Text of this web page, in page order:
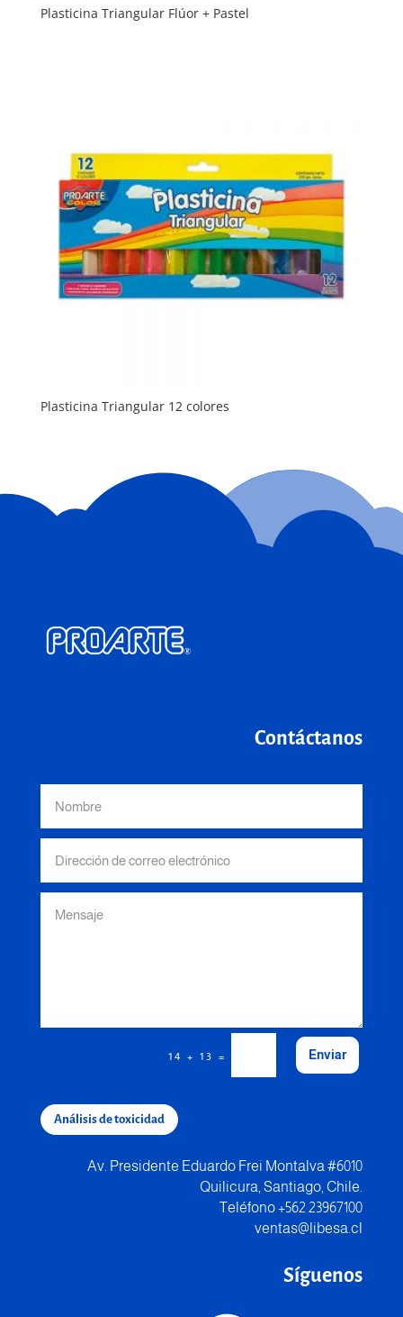
Plasticina Triangular Flúor + Pastel
Plasticina Triangular 12 colores
Contáctanos
14 + 13 = Enviar
Análisis de toxicidad
Av. Presidente Eduardo Frei Montalva #6010
Quilicura, Santiago, Chile.
Teléfono +562 23967100
ventas@libesa.cl
Síguenos